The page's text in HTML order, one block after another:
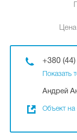
+380
Показать
Андрей
Объект на